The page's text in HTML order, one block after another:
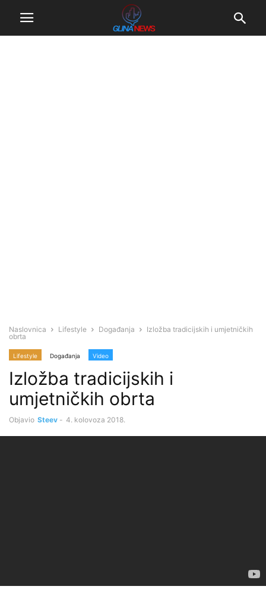
Naslovnica Lifestyle Događanja
Izložba tradicijskih i umjetničkih
obrta
Lifestyle Događanja Video
Izložba tradicijskih i
umjetničkih obrta
Objavio Steev - 4. kolovoza 2018.